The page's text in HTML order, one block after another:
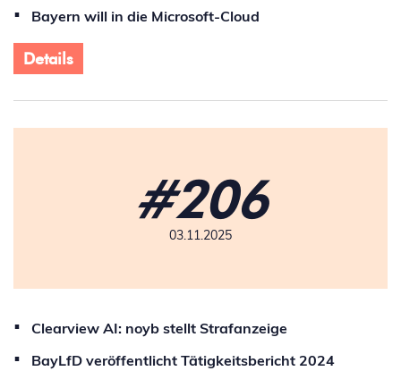
Bayern will in die Microsoft-Cloud
Details
#206
03.11.2025
Clearview AI: noyb stellt Strafanzeige
BayLfD veröffentlicht Tätigkeitsbericht 2024